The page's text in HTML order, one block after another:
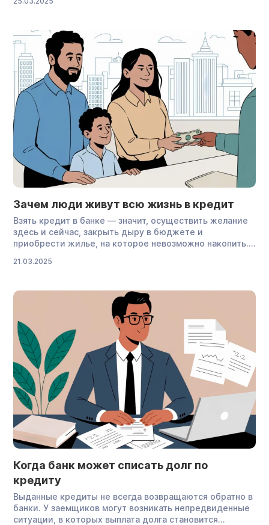
обслуживают сразу три и более займов. Особенно
платежи съедают львиную долю зарплаты, а до
финансовой свободы — годы […]
Зачем люди живут всю жизнь в кредит
Взять кредит в банке — значит, осуществить желание
здесь и сейчас, закрыть дыру в бюджете и
приобрести жилье, на которое невозможно накопить.
а другие — тонут в долгах и неподъемных платежах,
разбираемся, почему люди берут много кредитов,
какие есть плюсы и […]
21.03.2025
Когда банк может списать долг по
кредиту
Выданные кредиты не всегда возвращаются обратно в
банки. У заемщиков могут возникать непредвиденные
ситуации, в которых выплата долга становится